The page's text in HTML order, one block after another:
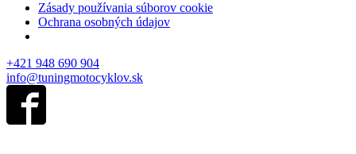
Zásady používania súborov cookie
Ochrana osobných údajov
+421 948 690 904
info@tuningmotocyklov.sk